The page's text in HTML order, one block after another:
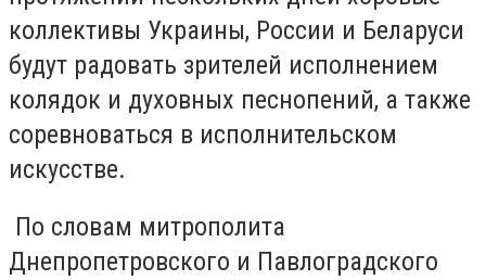
коллективы Украины, России и Беларуси
будут радовать зрителей исполнением
колядок и духовных песнопений, а также
соревноваться в исполнительском
искусстве.
По словам митрополита
Днепропетровского и Павлоградского